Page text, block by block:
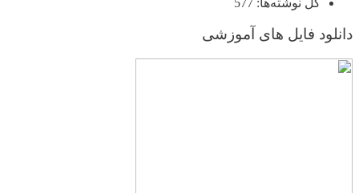
کل نوشته‌ها: 577
دانلود فایل های آموزشی